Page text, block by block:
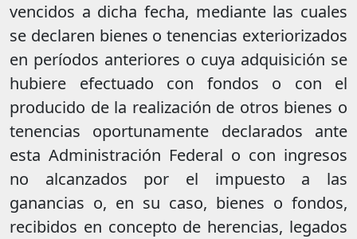
vencidos a dicha fecha, mediante las cuales
se declaren bienes o tenencias exteriorizados
en períodos anteriores o cuya adquisición se
hubiere efectuado con fondos o con el
producido de la realización de otros bienes o
tenencias oportunamente declarados ante
esta Administración Federal o con ingresos
no alcanzados por el impuesto a las
ganancias o, en su caso, bienes o fondos,
recibidos en concepto de herencias, legados